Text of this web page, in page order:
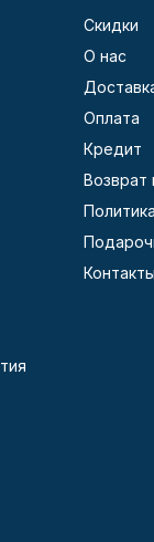
Скидки
О нас
Оплата
Кредит
Возврат
Контакты